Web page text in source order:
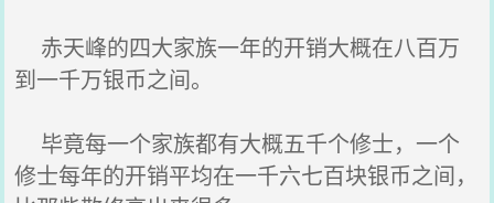
赤天峰的四大家族一年的开销大概在八百万
到一千万银币之间。
毕竟每一个家族都有大概五千个修士，一个
修士每年的开销平均在一千六七百块银币之间，